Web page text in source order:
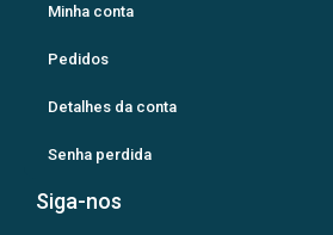
Minha conta
Pedidos
Detalhes da conta
Senha perdida
Siga-nos